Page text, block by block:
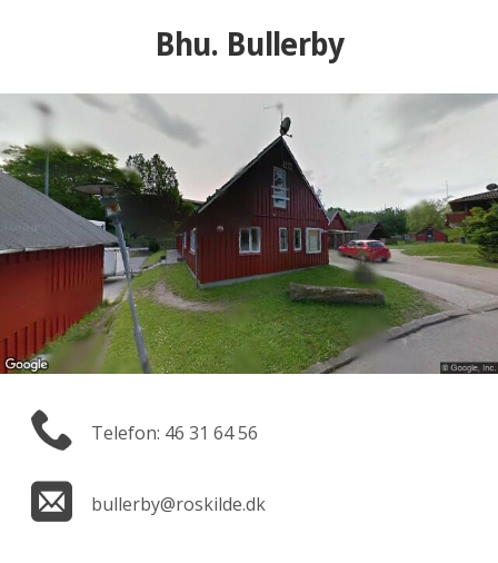
Bhu. Bullerby
Telefon: 46 31 64 56
bullerby@roskilde.dk